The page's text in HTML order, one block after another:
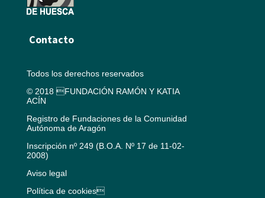
Contacto
Todos los derechos reservados
© 2018 FUNDACIÓN RAMÓN Y KATIA
ACÍN
Registro de Fundaciones de la Comunidad
Autónoma de Aragón
Inscripción nº 249 (B.O.A. Nº 17 de 11-02-
2008)
Aviso legal
Política de cookies